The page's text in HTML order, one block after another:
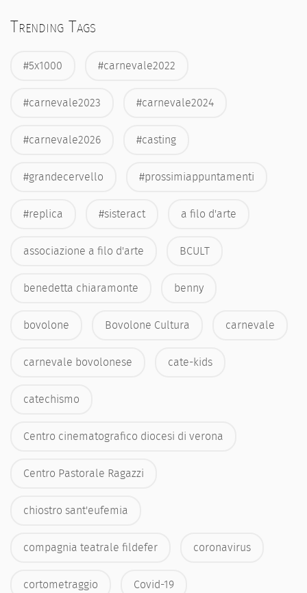
Trending Tags
#5x1000 #carnevale2022
#carnevale2023 #carnevale2024
#carnevale2026 #casting
#grandecervello #prossimiappuntamenti
#replica #sisteract a filo d'arte
associazione a filo d'arte BCULT
benedetta chiaramonte benny
bovolone Bovolone Cultura carnevale
carnevale bovolonese cate-kids
catechismo
Centro cinematografico diocesi di verona
Centro Pastorale Ragazzi
chiostro sant'eufemia
compagnia teatrale fildefer coronavirus
cortometraggio Covid-19